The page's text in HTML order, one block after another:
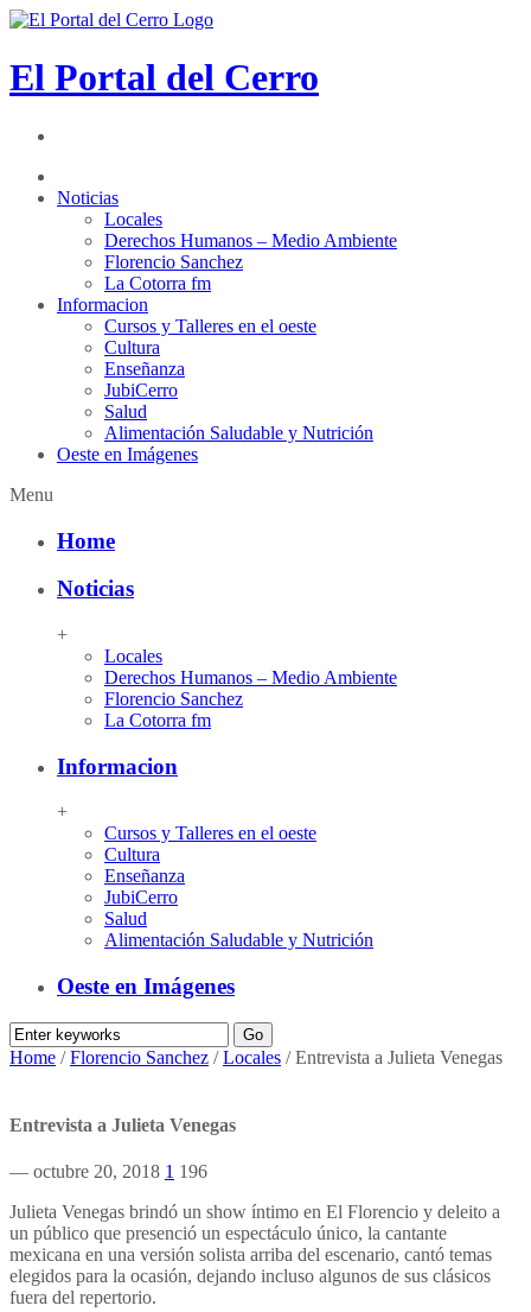
El Portal del Cerro
Noticias
Locales
Derechos Humanos – Medio Ambiente
Florencio Sanchez
La Cotorra fm
Informacion
Cursos y Talleres en el oeste
Cultura
Enseñanza
JubiCerro
Salud
Alimentación Saludable y Nutrición
Oeste en Imágenes
Menu
Home
Noticias
+
Locales
Derechos Humanos – Medio Ambiente
Florencio Sanchez
La Cotorra fm
Informacion
+
Cursos y Talleres en el oeste
Cultura
Enseñanza
JubiCerro
Salud
Alimentación Saludable y Nutrición
Oeste en Imágenes
Home /Florencio Sanchez /Locales /Entrevista a Julieta Venegas
Entrevista a Julieta Venegas
— octubre 20, 2018 1 196
Julieta Venegas brindó un show íntimo en El Florencio y deleito a
un público que presenció un espectáculo único, la cantante
mexicana en una versión solista arriba del escenario, cantó temas
elegidos para la ocasión, dejando incluso algunos de sus clásicos
fuera del repertorio.